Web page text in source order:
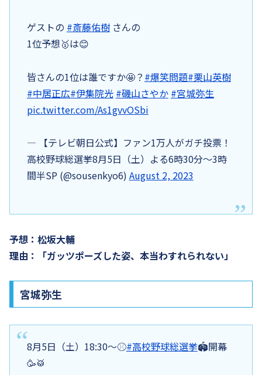
ゲストの #斎藤佑樹さんの
1位予想🥇は😊
皆さんの1位は誰ですか🤩？ #爆笑問題#栗山英樹
#中居正広#伊集院光 #磯山さやか #宮城弥生
pic.twitter.com/As1gvvOSbi
— 【テレビ朝日公式】ファン1万人がガチ投票！
高校野球総選挙8月5日（土）よる6時30分〜3時
間半SP (@sousenkyo6) August 2, 2023
予想：松坂大輔
理由：「ガッツポーズした姿、本当わすれられない」
宮城弥生
8月5日（土）18:30〜⚾️#高校野球総選挙🏟️開幕
🥳🥁